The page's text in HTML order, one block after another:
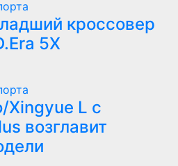
кроссовер
5X
Xingyue L с
возглавит